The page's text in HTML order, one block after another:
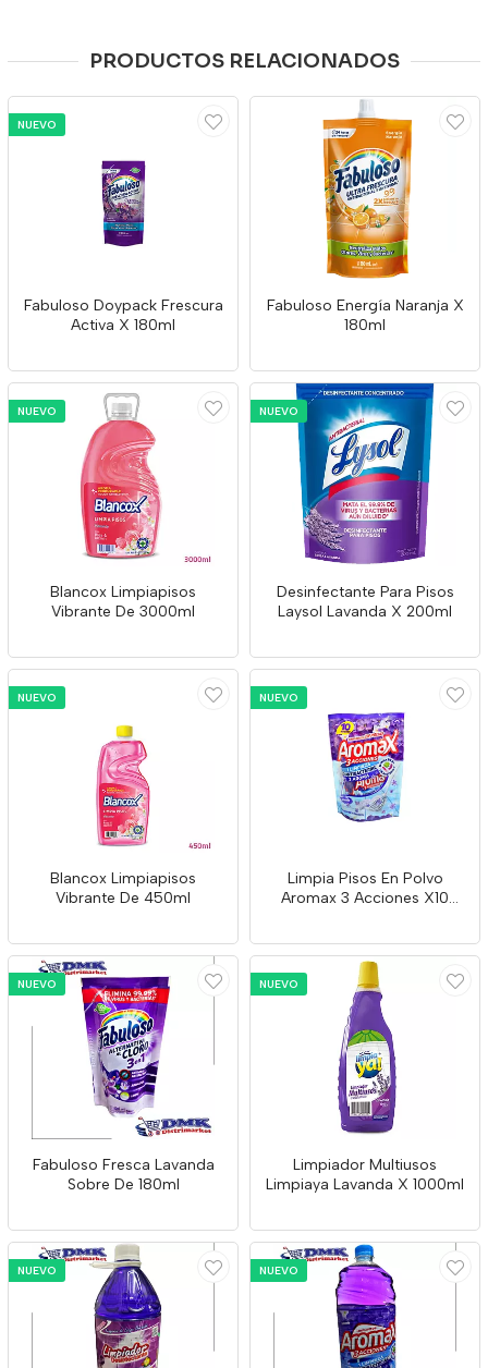
PRODUCTOS RELACIONADOS
NUEVO
Fabuloso Doypack Frescura
Activa X 180ml
Fabuloso Energía Naranja X
180ml
NUEVO
Blancox Limpiapisos
Vibrante De 3000ml
NUEVO
Desinfectante Para Pisos
Laysol Lavanda X 200ml
NUEVO
Blancox Limpiapisos
Vibrante De 450ml
NUEVO
Limpia Pisos En Polvo
Aromax 3 Acciones X10
NUEVO
Fabuloso Fresca Lavanda
Sobre De 180ml
NUEVO
Limpiador Multiusos
Limpiaya Lavanda X 1000ml
NUEVO NUEVO